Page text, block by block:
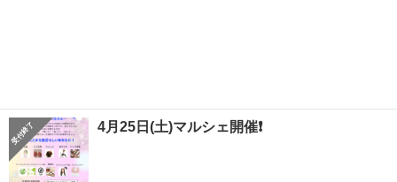
4月25日(土)マルシェ開催❗️